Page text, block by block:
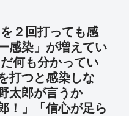
２回打っても感
感染」が増えてい
何も分かってい
打つと感染しな
太郎が言うか
！」「信心が足ら